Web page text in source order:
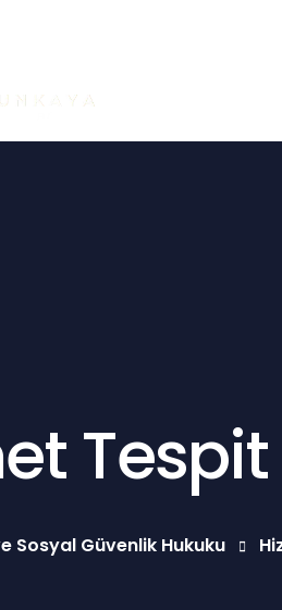
Sosyal Güvenlik Hukuku